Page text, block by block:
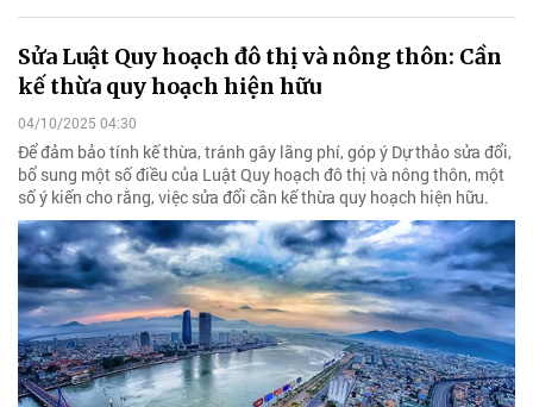
Sửa Luật Quy hoạch đô thị và nông thôn: Cần
kế thừa quy hoạch hiện hữu
04/10/2025 04:30
Để đảm bảo tính kế thừa, tránh gây lãng phí, góp ý Dự thảo sửa đổi,
bổ sung một số điều của Luật Quy hoạch đô thị và nông thôn, một
số ý kiến cho rằng, việc sửa đổi cần kế thừa quy hoạch hiện hữu.